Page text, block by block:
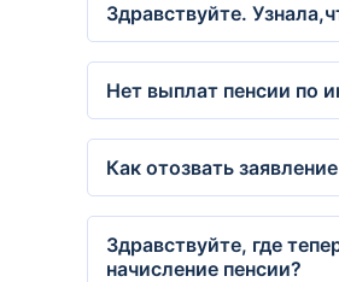
Здравствуйте.
Нет выплат пенсии по
Как отозвать
Здравствуйте, где
начисление пенсии?